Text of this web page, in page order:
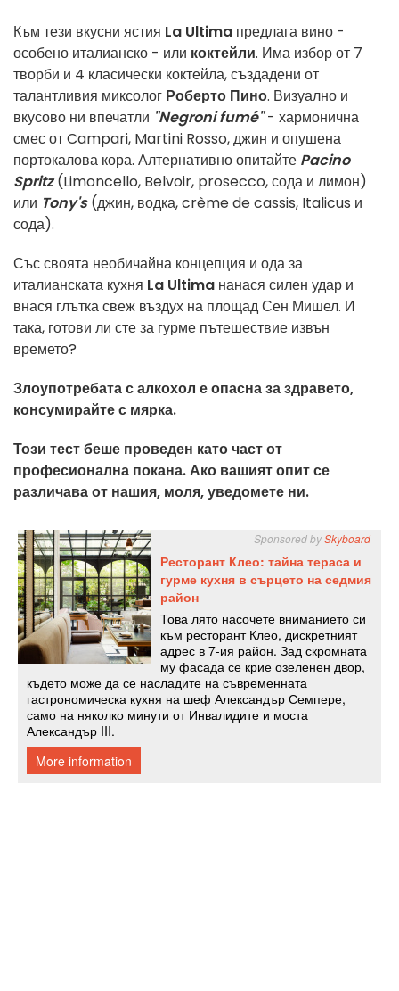
Към тези вкусни ястия La Ultima предлага вино -
особено италианско - или коктейли. Има избор от 7
творби и 4 класически коктейла, създадени от
талантливия миксолог Роберто Пино. Визуално и
вкусово ни впечатли "Negroni fumé" - хармонична
смес от Campari, Martini Rosso, джин и опушена
портокалова кора. Алтернативно опитайте Pacino
Spritz (Limoncello, Belvoir, prosecco, сода и лимон)
или Tony's(джин, водка, crème de cassis, Italicus и
сода).
Със своята необичайна концепция и ода за
италианската кухня La Ultima нанася силен удар и
внася глътка свеж въздух на площад Сен Мишел. И
така, готови ли сте за гурме пътешествие извън
времето?
Злоупотребата с алкохол е опасна за здравето,
консумирайте с мярка.
Този тест беше проведен като част от
професионална покана. Ако вашият опит се
различава от нашия, моля, уведомете ни.